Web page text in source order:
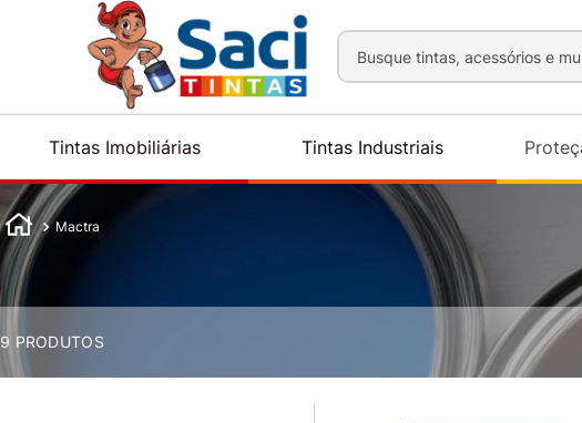
Busque tintas, acessórios e
Tintas Imobiliárias Tintas Industriais
Mactra
9 PRODUTOS